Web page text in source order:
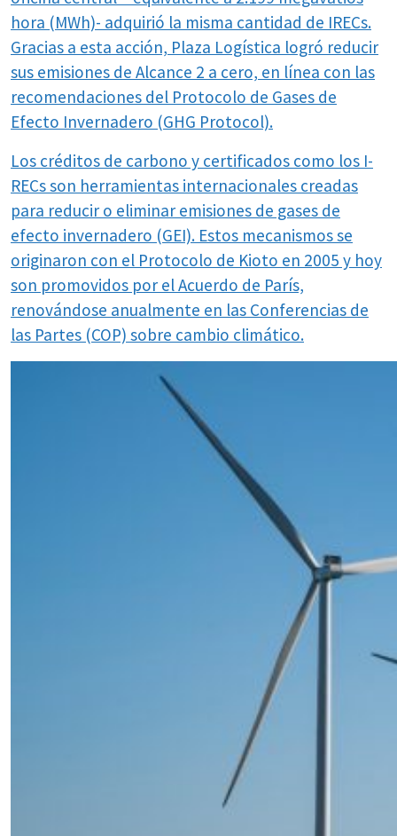
hora (MWh)- adquirió la misma cantidad de IRECs.
Gracias a esta acción, Plaza Logística logró reducir
sus emisiones de Alcance 2 a cero, en línea con las
recomendaciones del Protocolo de Gases de
Efecto Invernadero (GHG Protocol).
Los créditos de carbono y certificados como los I-
RECs son herramientas internacionales creadas
para reducir o eliminar emisiones de gases de
efecto invernadero (GEI). Estos mecanismos se
originaron con el Protocolo de Kioto en 2005 y hoy
son promovidos por el Acuerdo de París,
renovándose anualmente en las Conferencias de
las Partes (COP) sobre cambio climático.